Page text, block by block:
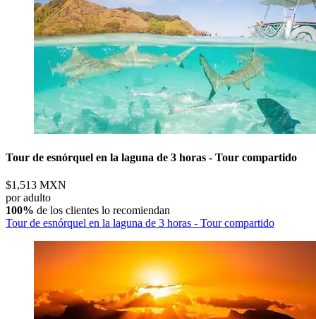
Tour de esnórquel en la laguna de 3 horas - Tour compartido
$1,513 MXN
por adulto
100% de los clientes lo recomiendan
Tour de esnórquel en la laguna de 3 horas - Tour compartido